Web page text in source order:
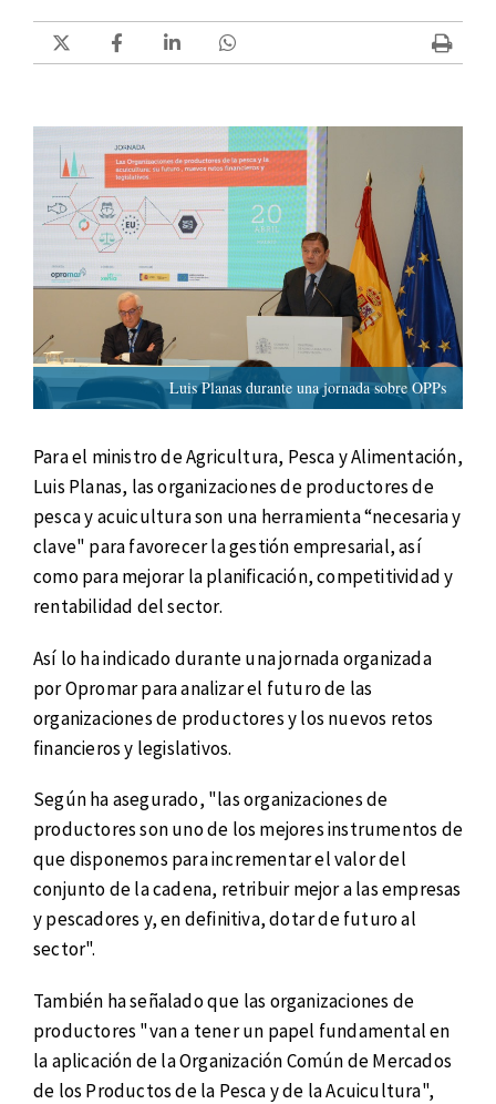
Luis Planas durante una jornada sobre OPPs
Para el ministro de Agricultura, Pesca y Alimentación,
Luis Planas, las organizaciones de productores de
pesca y acuicultura son una herramienta “necesaria y
clave" para favorecer la gestión empresarial, así
como para mejorar la planificación, competitividad y
rentabilidad del sector.
Así lo ha indicado durante una jornada organizada
por Opromar para analizar el futuro de las
organizaciones de productores y los nuevos retos
financieros y legislativos.
Según ha asegurado, "las organizaciones de
productores son uno de los mejores instrumentos de
que disponemos para incrementar el valor del
conjunto de la cadena, retribuir mejor a las empresas
y pescadores y, en definitiva, dotar de futuro al
sector".
También ha señalado que las organizaciones de
productores "van a tener un papel fundamental en
la aplicación de la Organización Común de Mercados
de los Productos de la Pesca y de la Acuicultura",